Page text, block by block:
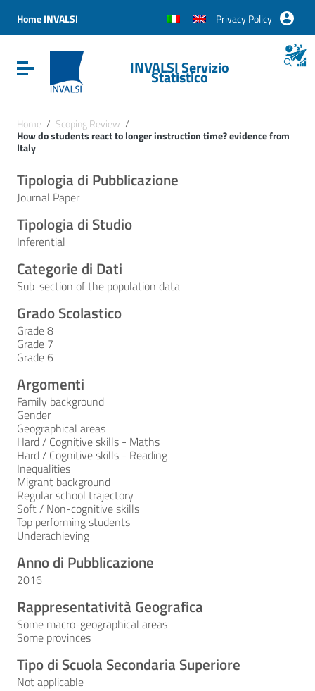
Vai al menu di navigazione
Vai al footer
Home INVALSI Privacy Policy
Attiva / disattiva la navigazioneINVALSI Servizio
Statistico
Home / Scoping Review /
How do students react to longer instruction time? evidence from
Italy
Tipologia di Pubblicazione
Journal Paper
Tipologia di Studio
Inferential
Categorie di Dati
Sub-section of the population data
Grado Scolastico
Grade 8
Grade 7
Grade 6
Argomenti
Family background
Gender
Geographical areas
Hard / Cognitive skills - Maths
Hard / Cognitive skills - Reading
Inequalities
Migrant background
Regular school trajectory
Soft / Non-cognitive skills
Top performing students
Underachieving
Anno di Pubblicazione
2016
Rappresentatività Geografica
Some macro-geographical areas
Some provinces
Tipo di Scuola Secondaria Superiore
Not applicable